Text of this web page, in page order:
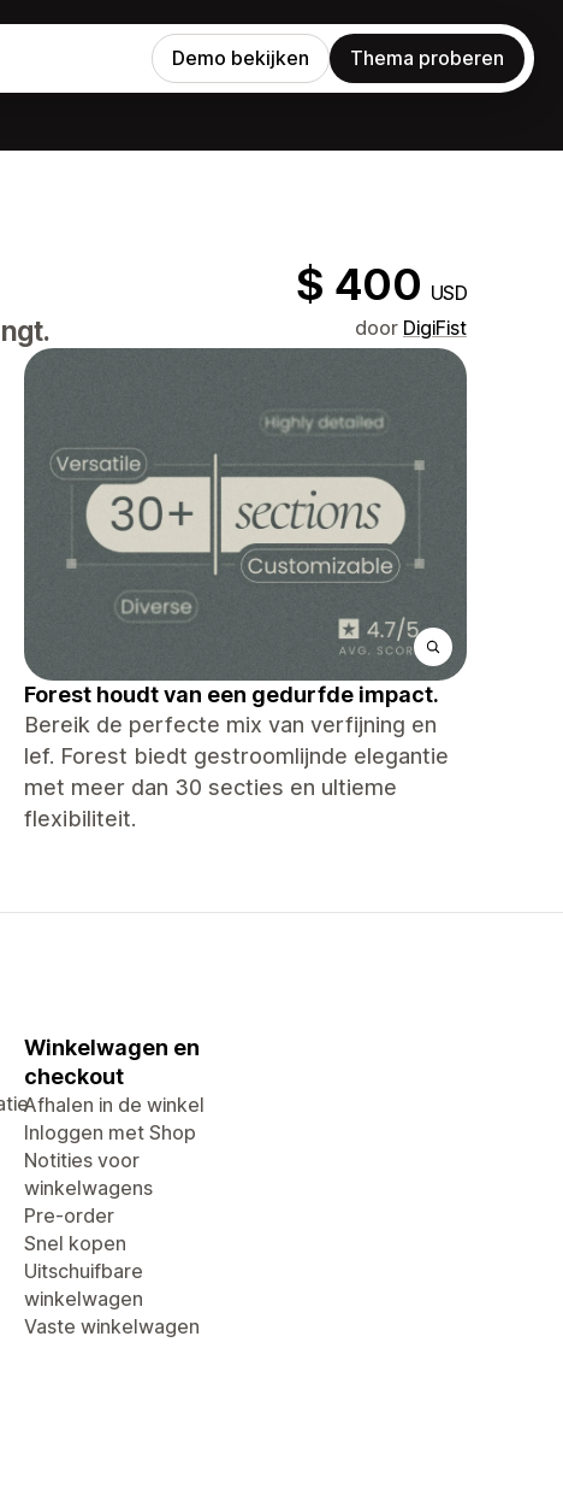
Demo bekijken Thema proberen
$ 400 USD
door DigiFist
Forest houdt van een gedurfde impact.
Bereik de perfecte mix van verfijning en
lef. Forest biedt gestroomlijnde elegantie
met meer dan 30 secties en ultieme
flexibiliteit.
Winkelwagen en
checkout
Afhalen in de winkel
Inloggen met Shop
Notities voor
winkelwagens
Pre-order
Snel kopen
Uitschuifbare
winkelwagen
Vaste winkelwagen